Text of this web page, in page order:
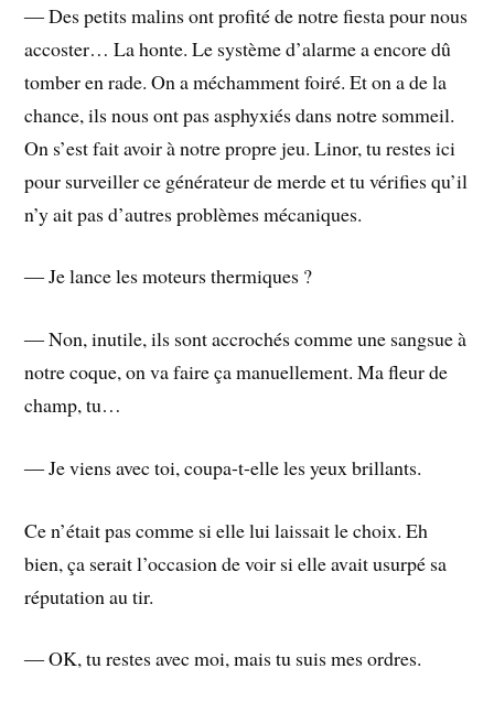
― Des petits malins ont profité de notre fiesta pour nous
accoster… La honte. Le système d’alarme a encore dû
tomber en rade. On a méchamment foiré. Et on a de la
chance, ils nous ont pas asphyxiés dans notre sommeil.
On s’est fait avoir à notre propre jeu. Linor, tu restes ici
pour surveiller ce générateur de merde et tu vérifies qu’il
n’y ait pas d’autres problèmes mécaniques.
― Je lance les moteurs thermiques ?
― Non, inutile, ils sont accrochés comme une sangsue à
notre coque, on va faire ça manuellement. Ma fleur de
champ, tu…
― Je viens avec toi, coupa-t-elle les yeux brillants.
Ce n’était pas comme si elle lui laissait le choix. Eh
bien, ça serait l’occasion de voir si elle avait usurpé sa
réputation au tir.
― OK, tu restes avec moi, mais tu suis mes ordres.